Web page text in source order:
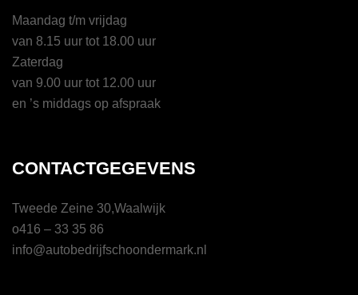
Maandag t/m vrijdag
van 8.15 uur tot 18.00 uur
Zaterdag
van 9.00 uur tot 12.00 uur
en ’s middags op afspraak
CONTACTGEGEVENS
Tweede Zeine 30,Waalwijk
o416 – 33 35 86
info@autobedrijfschoondermark.nl